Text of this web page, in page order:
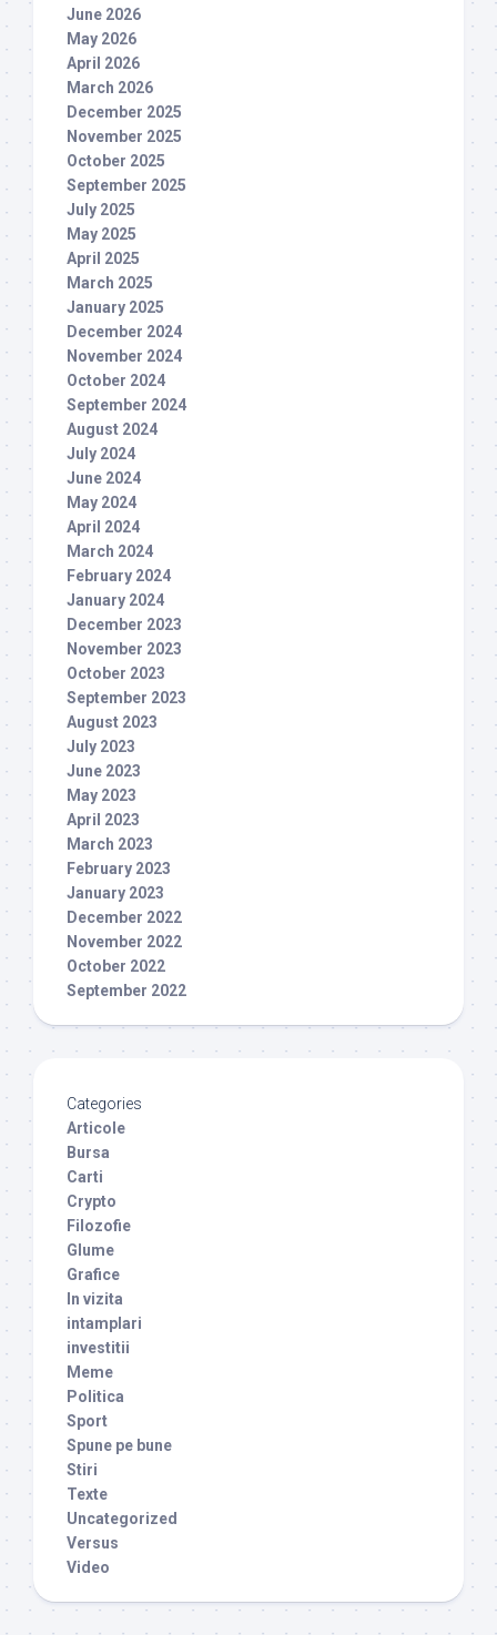
June 2026
May 2026
April 2026
March 2026
December 2025
November 2025
October 2025
September 2025
July 2025
May 2025
April 2025
March 2025
January 2025
December 2024
November 2024
October 2024
September 2024
August 2024
July 2024
June 2024
May 2024
April 2024
March 2024
February 2024
January 2024
December 2023
November 2023
October 2023
September 2023
August 2023
July 2023
June 2023
May 2023
April 2023
March 2023
February 2023
January 2023
December 2022
November 2022
October 2022
September 2022
Categories
Articole
Bursa
Carti
Crypto
Filozofie
Glume
Grafice
In vizita
intamplari
investitii
Meme
Politica
Sport
Spune pe bune
Stiri
Texte
Uncategorized
Versus
Video